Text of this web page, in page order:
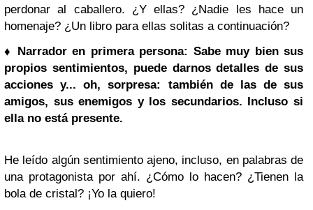
perdonar al caballero. ¿Y ellas? ¿Nadie les hace un
homenaje? ¿Un libro para ellas solitas a continuación?
♦ Narrador en primera persona: Sabe muy bien sus
propios sentimientos, puede darnos detalles de sus
acciones y... oh, sorpresa: también de las de sus
amigos, sus enemigos y los secundarios. Incluso si
ella no está presente.
He leído algún sentimiento ajeno, incluso, en palabras de
una protagonista por ahí. ¿Cómo lo hacen? ¿Tienen la
bola de cristal? ¡Yo la quiero!